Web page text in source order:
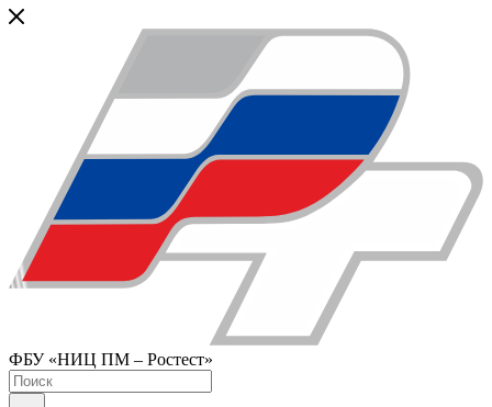
ФБУ «НИЦ ПМ – Ростест»